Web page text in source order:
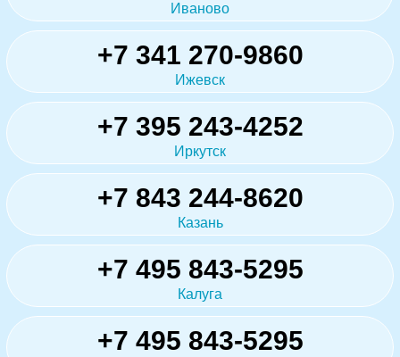
Иваново
+7 341 270-9860
Ижевск
+7 395 243-4252
Иркутск
+7 843 244-8620
Казань
+7 495 843-5295
Калуга
+7 495 843-5295